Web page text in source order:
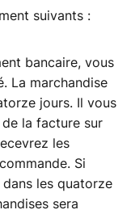
suivants :
bancaire, vous
La marchandise
jours. Il vous
la facture sur
les
Si
les quatorze
sera